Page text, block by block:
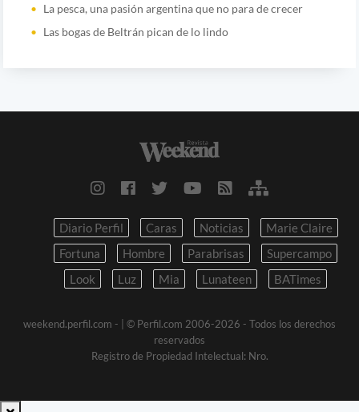
La pesca, una pasión argentina que no para de crecer
Las bogas de Beltrán pican de lo lindo
Diario Perfil Caras Noticias
Marie Claire
Fortuna
Hombre Parabrisas
Supercampo
Look
Luz Mia Lunateen BATimes
weekend.perfil.com -
| © Perfil.com 2006-2026 - Todos los derechos
reservados
Registro de Propiedad Intelectual: Nro.